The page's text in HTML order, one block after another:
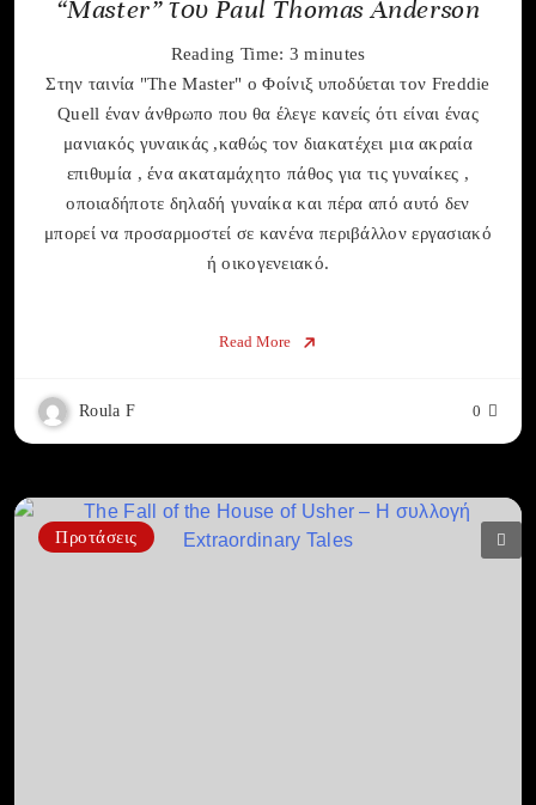
“Master” του Paul Thomas Anderson
Reading Time: 3 minutes
Στην ταινία "The Master" o Φοίνιξ υποδύεται τον Freddie
Quell έναν άνθρωπο που θα έλεγε κανείς ότι είναι ένας
μανιακός γυναικάς ,καθώς τον διακατέχει μια ακραία
επιθυμία , ένα ακαταμάχητο πάθος για τις γυναίκες ,
οποιαδήποτε δηλαδή γυναίκα και πέρα από αυτό δεν
μπορεί να προσαρμοστεί σε κανένα περιβάλλον εργασιακό
ή οικογενειακό.
Read More
Roula F 0
Προτάσεις